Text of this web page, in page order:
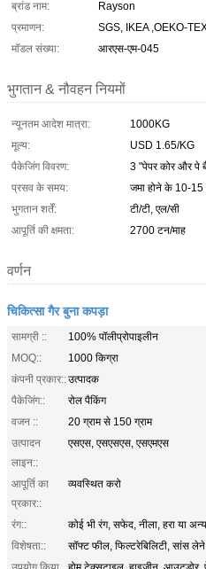
ब्रांड नाम:
Rayson
प्रमाणन:
SGS, IKEA ,OEKO-
मॉडल संख्या:
आरएस-एम-045
भुगतान & नौवहन नियमों
न्यूनतम आदेश मात्रा:
1000KG
मूल्य:
USD 1.65/KG
पैकेजिंग विवरण:
3 "पेपर कोर और पे
प्रसव के समय:
जमा होने के 10-15
भुगतान शर्तें:
टी/टी, एल/सी
आपूर्ति की क्षमता:
2700 टन/माह
वर्णन
चिकित्सा गैर बुना कपड़ा
सामग्री ::
100% पॉलीप्रोपाइलीन
MOQ::
1000 किग्रा
कंपनी प्रकार::उत्पादक
पैकेजिंग::
रोल पैकिंग
वजन ::
20 ग्राम से 150 ग्राम
उत्पादन
लाइन::
एसएस, एसएसएस, एसएमएस
आपूर्ति का
प्रकार::
व्यवस्थित करो
रंग::
कोई भी रंग, सफेद, नीला, हरा या अन्य
विशेषता::
सॉफ्ट फील, फिल्टरेबिलिटी, सांस लेने